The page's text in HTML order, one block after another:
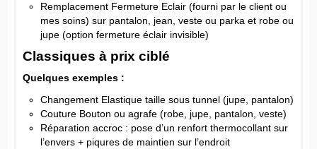
Remplacement Fermeture Eclair (fourni par le client ou
mes soins) sur pantalon, jean, veste ou parka et robe ou
jupe (option fermeture éclair invisible)
Classiques à prix ciblé
Quelques exemples :
Changement Elastique taille sous tunnel (jupe, pantalon)
Couture Bouton ou agrafe (robe, jupe, pantalon, veste)
Réparation accroc : pose d’un renfort thermocollant sur
l’envers + piqures de maintien sur l’endroit